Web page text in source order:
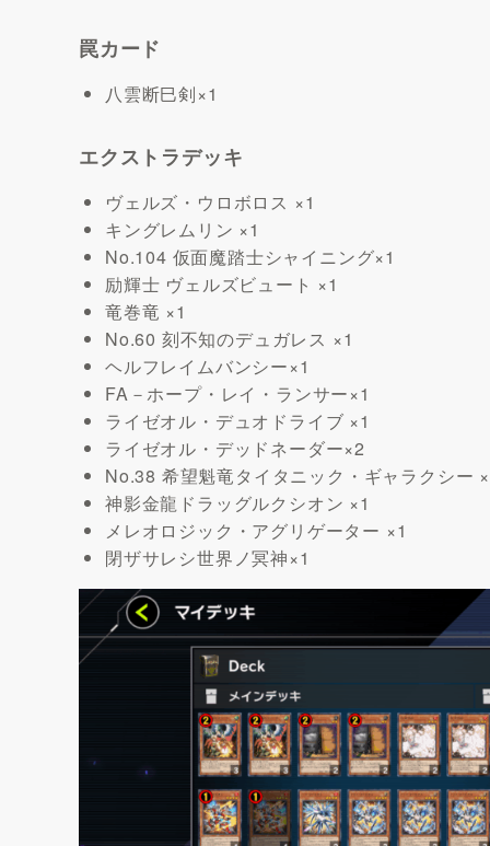
罠カード
八雲断巳剣×1
エクストラデッキ
ヴェルズ・ウロボロス ×1
キングレムリン ×1
No.104 仮面魔踏士シャイニング×1
励輝士 ヴェルズビュート ×1
竜巻竜 ×1
No.60 刻不知のデュガレス ×1
ヘルフレイムバンシー×1
FA－ホープ・レイ・ランサー×1
ライゼオル・デュオドライブ ×1
ライゼオル・デッドネーダー×2
No.38 希望魁竜タイタニック・ギャラクシー
神影金龍ドラッグルクシオン ×1
メレオロジック・アグリゲーター ×1
閉ザサレシ世界ノ冥神×1